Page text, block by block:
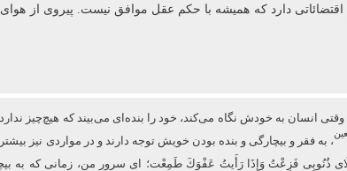
دارد که همیشه با حکم عقل موافق نیست. پیروی از
انسان به خودش نگاه می‌کند، خود را بنده‌ای می‌بیند که هیچ‌چیز
، به فقر و بیچارگی و بنده بودن خویش توجه دارند و در مواردی
ذُنُوبِی فَزِعْتُ وَإِذَا رَأَیتُ عَفْوَكَ طَمِعْت؛ ای سرور من، زمانی که به